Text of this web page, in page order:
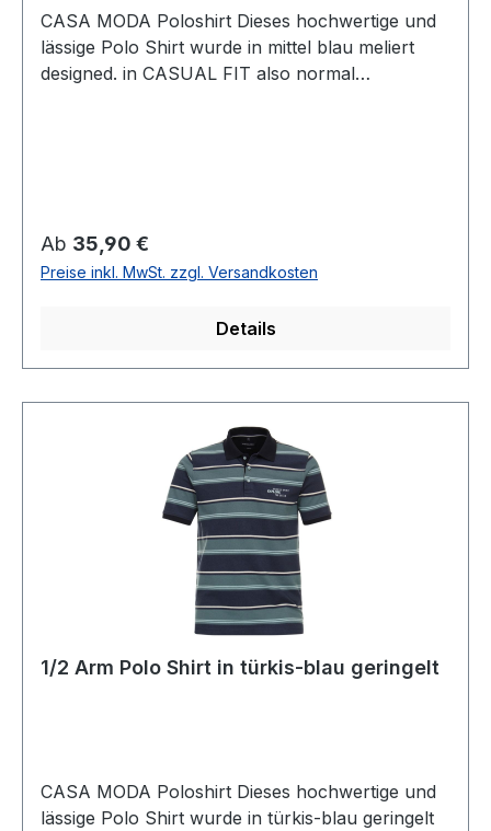
CASA MODA Poloshirt Dieses hochwertige und
lässige Polo Shirt wurde in mittel blau meliert
designed. in CASUAL FIT also normal
% Baumwolle 5 % Elasthan30° waschbar Modell
Nr.:004470/145
Regulärer Preis:
Ab 35,90 €
Preise inkl. MwSt. zzgl. Versandkosten
Details
1/2 Arm Polo Shirt in türkis-blau geringelt
CASA MODA Poloshirt Dieses hochwertige und
lässige Polo Shirt wurde in türkis-blau geringelt